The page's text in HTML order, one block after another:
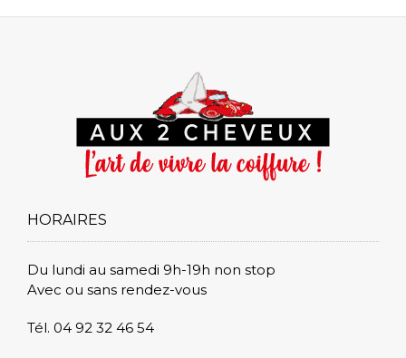
HORAIRES
Du lundi au samedi 9h-19h non stop
Avec ou sans rendez-vous
Tél. 04 92 32 46 54